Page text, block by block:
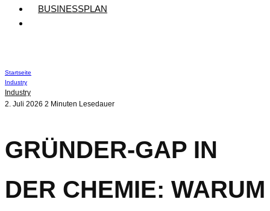
BUSINESSPLAN
Startseite
Industry
Industry
2. Juli 2026 2 Minuten Lesedauer
GRÜNDER-GAP IN
DER CHEMIE: WARUM